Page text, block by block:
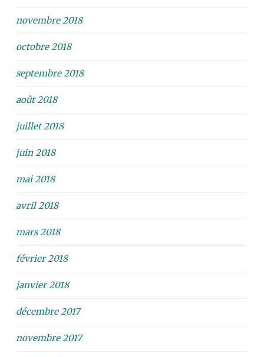
novembre 2018
octobre 2018
septembre 2018
août 2018
juillet 2018
juin 2018
mai 2018
avril 2018
mars 2018
février 2018
janvier 2018
décembre 2017
novembre 2017